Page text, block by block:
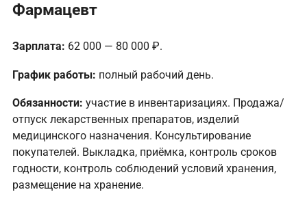
Фармацевт
Зарплата: 62 000 — 80 000 ₽.
График работы: полный рабочий день.
Обязанности: участие в инвентаризациях. Продажа/
отпуск лекарственных препаратов, изделий
медицинского назначения. Консультирование
покупателей. Выкладка, приёмка, контроль сроков
годности, контроль соблюдений условий хранения,
размещение на хранение.